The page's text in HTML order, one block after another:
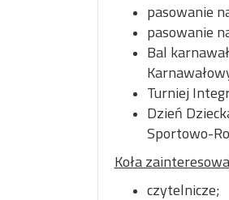
pasowanie
pasowanie
Bal
Turniej
Dzień
Sportowo-
Koła
czytelnicze;